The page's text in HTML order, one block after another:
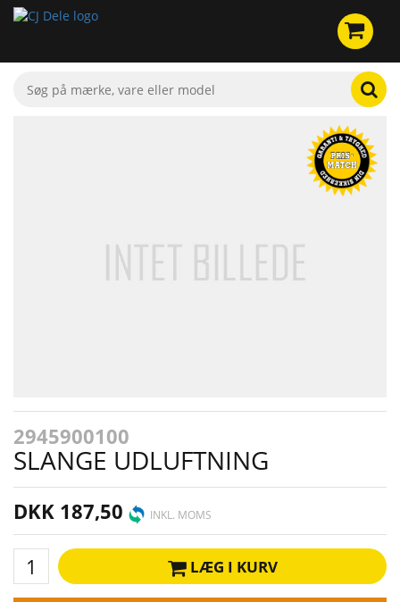
2945900100
SLANGE UDLUFTNING
DKK 187,50 INKL. MOMS
LÆG I KURV